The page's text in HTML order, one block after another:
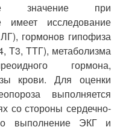
значение при
имеет исследование
гормонов гипофиза
Т3, ТТГ), метаболизма
гормона,
крови. Для оценки
выполняется
со стороны сердечно-
выполнение ЭКГ и